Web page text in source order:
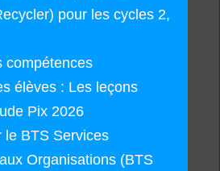
pour les cycles 2,
compétences
élèves : Les leçons
Pix 2026
le BTS Services
Organisations (BTS